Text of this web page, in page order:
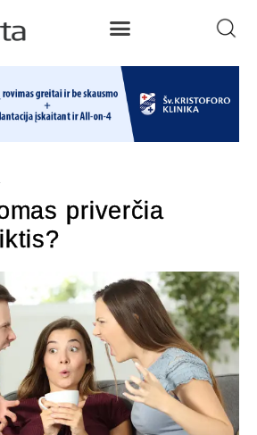
priverčia